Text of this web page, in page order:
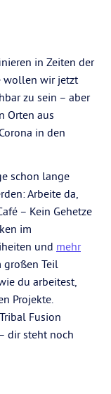
in Zeiten der
wollen wir jetzt
zu sein – aber
Orten aus
in den
schon lange
Arbeite da,
– Kein Gehetze
im
und mehr
großen Teil
du arbeitest,
Projekte.
Fusion
dir steht noch